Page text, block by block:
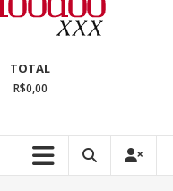
TOTAL
R$0,00